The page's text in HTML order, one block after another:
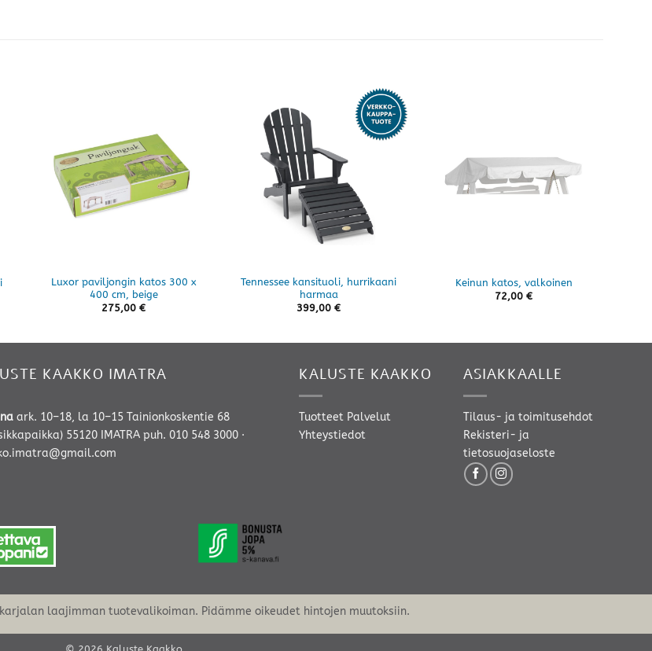
Luxor paviljongin katos 300 x
400 cm, beige
275,00 €
Tennessee kansituoli, hurrikaani
harmaa
399,00 €
Keinun katos, valkoinen
72,00 €
KAAKKO IMATRA
ark. 10–18, la 10–15 Tainionkoskentie 68
55120 IMATRA puh. 010 548 3000·
KALUSTE KAAKKO
Tuotteet Palvelut
Yhteystiedot
ASIAKKAALLE
Tilaus- ja toimitusehdot
Rekisteri- ja
tietosuojaseloste
laajimman tuotevalikoiman. Pidämme oikeudet hintojen muutoksiin.